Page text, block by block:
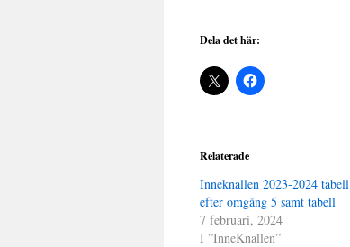
Dela det här:
Relaterade
Inneknallen 2023-2024 tabell
efter omgång 5 samt tabell
7 februari, 2024
I ”InneKnallen”